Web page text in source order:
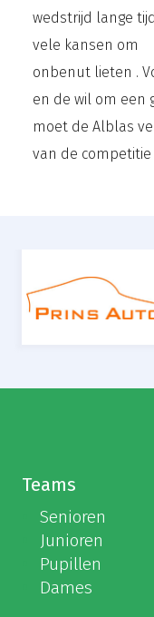
wedstrijd lange
vele kansen om
onbenut lieten .
en de wil om een
moet de Alblas
van de
Teams
Senioren
Junioren
Pupillen
Dames